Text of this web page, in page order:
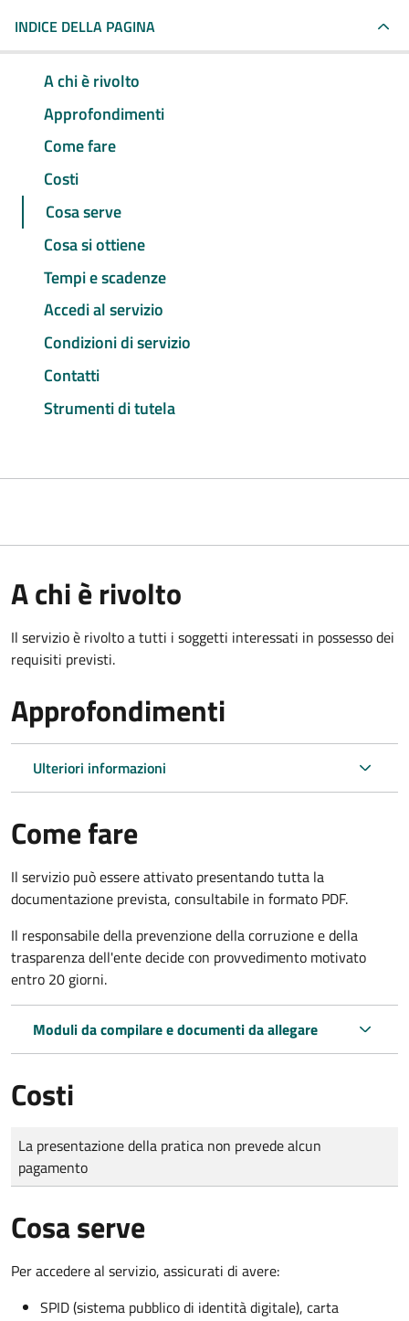
INDICE DELLA PAGINA
A chi è rivolto
Approfondimenti
Come fare
Costi
Cosa serve
Cosa si ottiene
Tempi e scadenze
Accedi al servizio
Condizioni di servizio
Contatti
Strumenti di tutela
A chi è rivolto
Il servizio è rivolto a tutti i soggetti interessati in possesso dei
requisiti previsti.
Approfondimenti
Ulteriori informazioni
Come fare
Il servizio può essere attivato presentando tutta la
documentazione prevista, consultabile in formato PDF.
Il responsabile della prevenzione della corruzione e della
trasparenza dell'ente decide con provvedimento motivato
entro 20 giorni.
Moduli da compilare e documenti da allegare
Costi
Tipo di pagamento
Importo
La presentazione della pratica non prevede alcun
pagamento
Cosa serve
Per accedere al servizio, assicurati di avere:
SPID (sistema pubblico di identità digitale), carta